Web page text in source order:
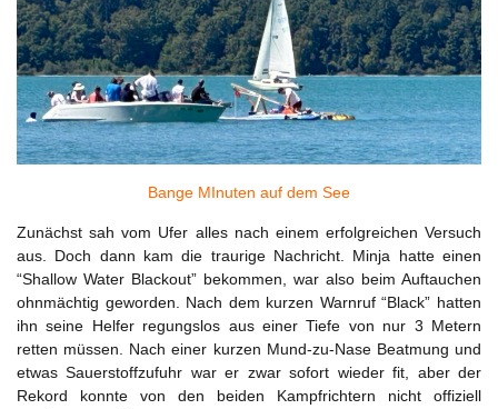
Bange MInuten auf dem See
Zunächst sah vom Ufer alles nach einem erfolgreichen Versuch
aus. Doch dann kam die traurige Nachricht. Minja hatte einen
“Shallow Water Blackout” bekommen, war also beim Auftauchen
ohnmächtig geworden. Nach dem kurzen Warnruf “Black” hatten
ihn seine Helfer regungslos aus einer Tiefe von nur 3 Metern
retten müssen. Nach einer kurzen Mund-zu-Nase Beatmung und
etwas Sauerstoffzufuhr war er zwar sofort wieder fit, aber der
Rekord konnte von den beiden Kampfrichtern nicht offiziell